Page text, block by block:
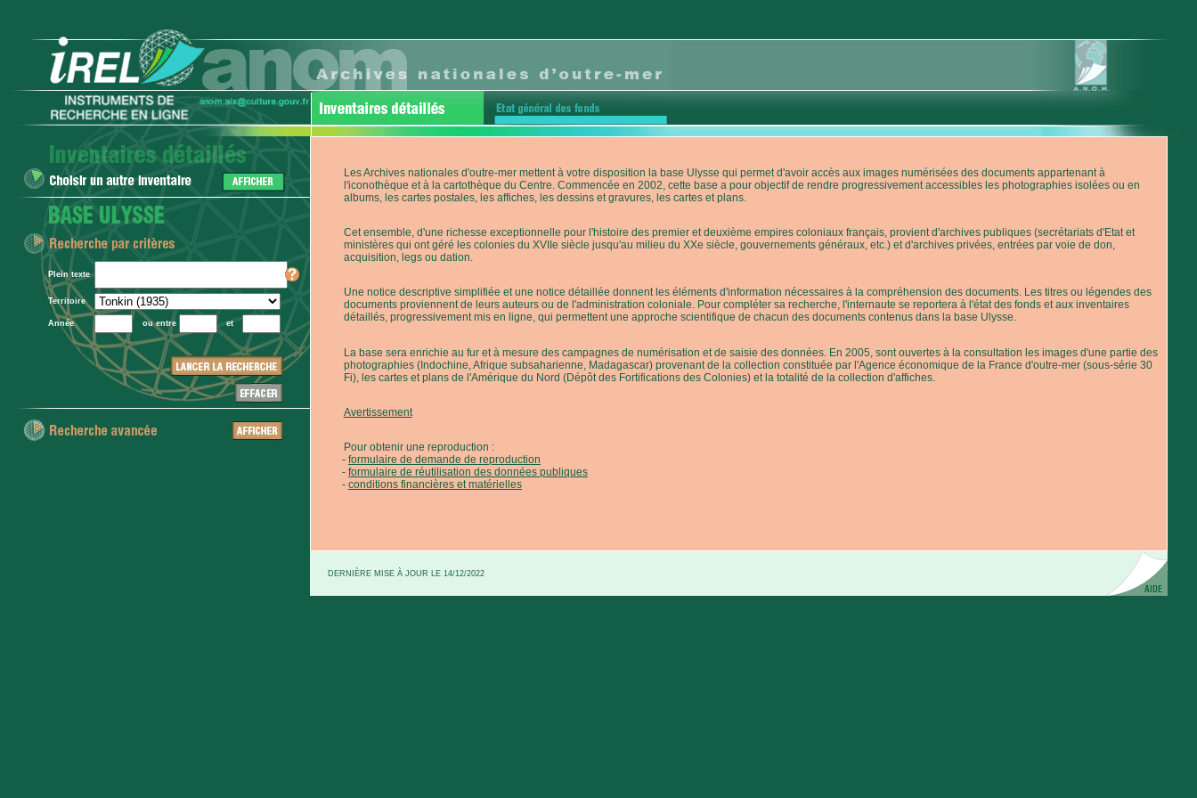
Plein texte
Territoire
Année ou entre et
Les Archives nationales d'outre-mer mettent à votre disposition la base Ulysse qui permet d'avoir accès aux images numérisées des documents appartenant à
l'iconothèque et à la cartothèque du Centre. Commencée en 2002, cette base a pour objectif de rendre progressivement accessibles les photographies isolées ou en
albums, les cartes postales, les affiches, les dessins et gravures, les cartes et plans.
Cet ensemble, d'une richesse exceptionnelle pour l'histoire des premier et deuxième empires coloniaux français, provient d'archives publiques (secrétariats d'Etat et
ministères qui ont géré les colonies du XVIIe siècle jusqu'au milieu du XXe siècle, gouvernements généraux, etc.) et d'archives privées, entrées par voie de don,
acquisition, legs ou dation.
Une notice descriptive simplifiée et une notice détaillée donnent les éléments d'information nécessaires à la compréhension des documents. Les titres ou légendes des
documents proviennent de leurs auteurs ou de l'administration coloniale. Pour compléter sa recherche, l'internaute se reportera à l'état des fonds et aux inventaires
détaillés, progressivement mis en ligne, qui permettent une approche scientifique de chacun des documents contenus dans la base Ulysse.
La base sera enrichie au fur et à mesure des campagnes de numérisation et de saisie des données. En 2005, sont ouvertes à la consultation les images d'une partie des
photographies (Indochine, Afrique subsaharienne, Madagascar) provenant de la collection constituée par l'Agence économique de la France d'outre-mer (sous-série 30
Fi), les cartes et plans de l'Amérique du Nord (Dépôt des Fortifications des Colonies) et la totalité de la collection d'affiches.
Avertissement
Pour obtenir une reproduction :
formulaire de demande de reproduction
formulaire de réutilisation des données publiques
conditions financières et matérielles
DERNIÈRE MISE À JOUR LE 14/12/2022